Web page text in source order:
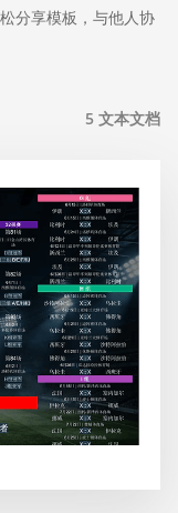
分享模板，与他人协
5 文本文档